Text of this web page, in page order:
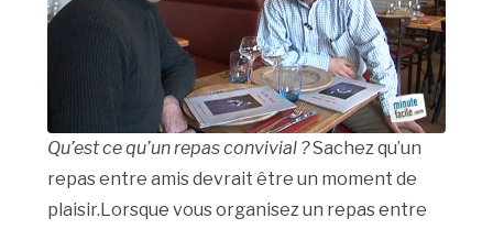
Qu’est ce qu’un repas convivial ?Sachez qu’un
repas entre amis devrait être un moment de
plaisir.Lorsque vous organisez un repas entre